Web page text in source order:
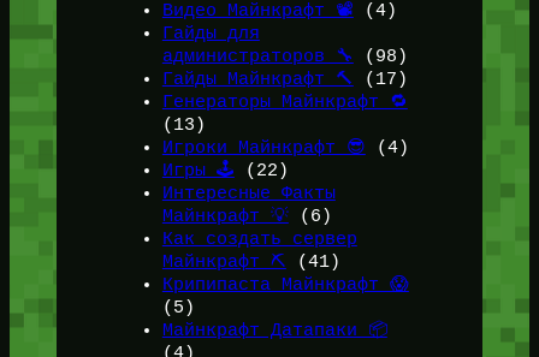
Видео Майнкрафт 📽️ (4)
Гайды для
администраторов 🔧
(98)
Гайды Майнкрафт 🔨
(17)
Генераторы Майнкрафт 🔁
(13)
Игроки Майнкрафт 😎 (4)
Игры 🕹️ (22)
Интересные Факты
Майнкрафт 💡(6)
Как создать сервер
Майнкрафт ⛏️ (41)
Крипипаста Майнкрафт 😱
(5)
Майнкрафт Датапаки 📦